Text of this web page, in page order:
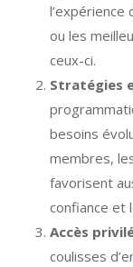
ou les
ceux-ci.
Stratégies
besoins
membres,
favorisent
confiance et
Accès
coulisses